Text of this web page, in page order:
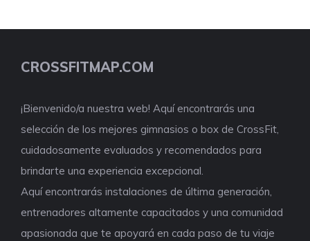
CROSSFITMAP.COM
¡Bienvenido/a nuestra web! Aquí encontrarás una
selección de los mejores gimnasios o box de CrossFit,
cuidadosamente evaluados y recomendados para
brindarte una experiencia excepcional.
Aquí encontrarás instalaciones de última generación,
entrenadores altamente capacitados y una comunidad
apasionada que te apoyará en cada paso de tu viaje